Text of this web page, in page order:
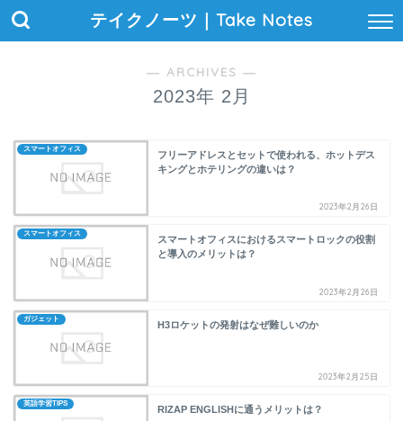
テイクノーツ｜Take Notes
― ARCHIVES ―
2023年 2月
スマートオフィス
フリーアドレスとセットで使われる、ホットデス
キングとホテリングの違いは？
2023年2月26日
スマートオフィス
スマートオフィスにおけるスマートロックの役割
と導入のメリットは？
2023年2月26日
ガジェット
H3ロケットの発射はなぜ難しいのか
2023年2月25日
英語学習TIPS
RIZAP ENGLISHに通うメリットは？